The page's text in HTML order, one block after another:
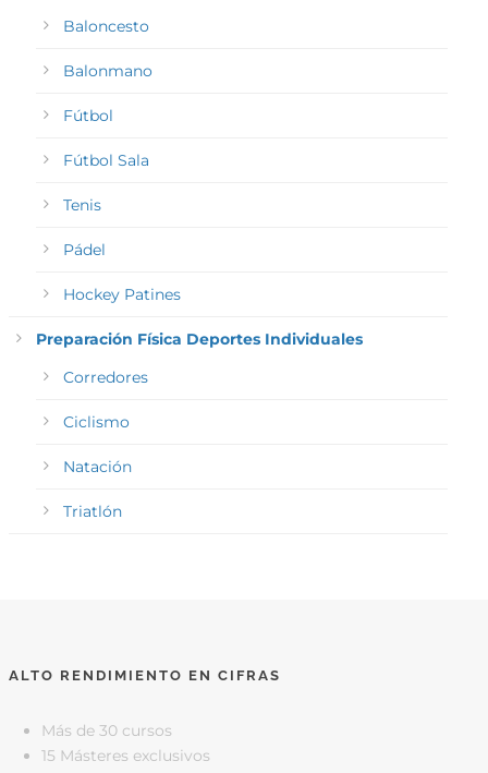
Baloncesto
Balonmano
Fútbol
Fútbol Sala
Tenis
Pádel
Hockey Patines
Preparación Física Deportes Individuales
Corredores
Ciclismo
Natación
Triatlón
ALTO RENDIMIENTO EN CIFRAS
Más de 30 cursos
15 Másteres exclusivos